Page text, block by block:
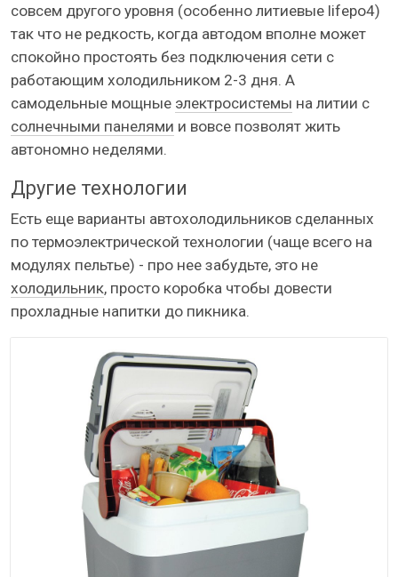
совсем другого уровня (особенно литиевые lifepo4)
так что не редкость, когда автодом вполне может
спокойно простоять без подключения сети с
работающим холодильником 2-3 дня. А
самодельные мощные электросистемы на литии с
солнечными панелями и вовсе позволят жить
автономно неделями.
Другие технологии
Есть еще варианты автохолодильников сделанных
по термоэлектрической технологии (чаще всего на
модулях пельтье) - про нее забудьте, это не
холодильник, просто коробка чтобы довести
прохладные напитки до пикника.